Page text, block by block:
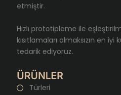
etmiştir.
Hızlı prototipleme ile
kısıtlamaları olmaksızın en
tedarik ediyoruz.
ÜRÜNLER
Türleri